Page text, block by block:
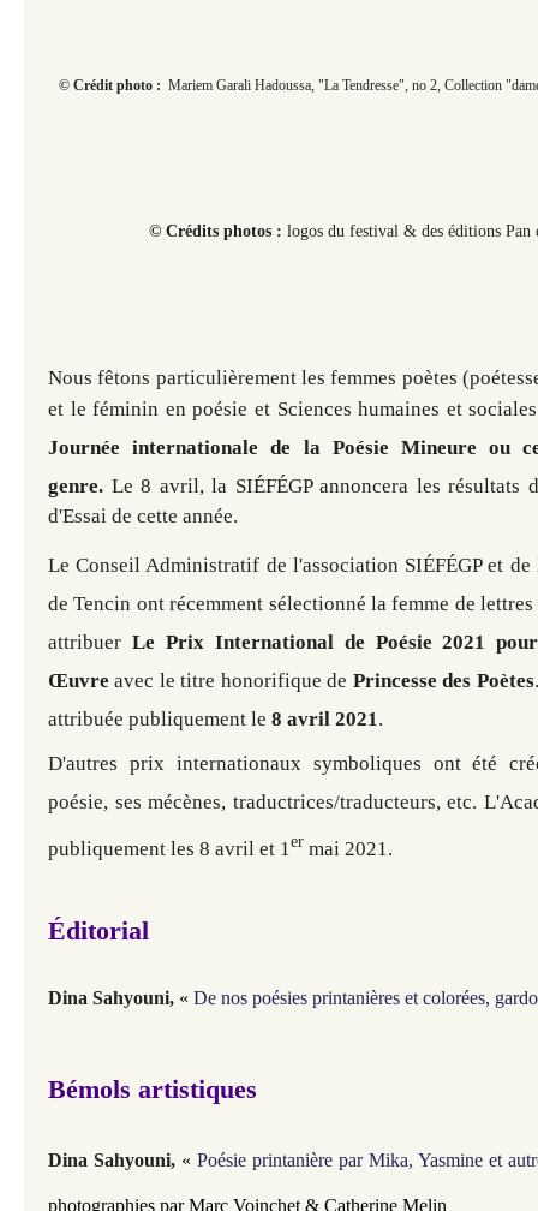
© Crédit photo : Mariem Garali Hadoussa, "La Tendresse", no 2, Collection
© Crédits photos : logos du festival & des éditions Pan
Nous fêtons particulièrementles femmes poètes
et le féminin en poésie et Sciences humaines et
Journée internationale de la Poésie Mineure ou
genre. Le 8 avril, la SIÉFÉGP annoncera les résultats
d'Essai de cette année.
Le Conseil Administratif de l'association SIÉFÉGP et
de Tencin ont récemment sélectionné la femme de lettres
attribuer Le Prix International de Poésie 2021
Œuvre avec le titre honorifique de Princesse des Poètes
attribuée publiquement le 8 avril 2021.
D'autres prix internationaux symboliques ont été
poésie, ses mécènes, traductrices/traducteurs, etc.
publiquement les 8 avril et 1er mai 2021.
Éditorial
Dina Sahyouni, « De nos poésies printanières et colorées,
Bémols artistiques
Dina Sahyouni, « Poésie printanière par Mika, Yasmine et
photographies par Marc Voinchet & Catherine Melin